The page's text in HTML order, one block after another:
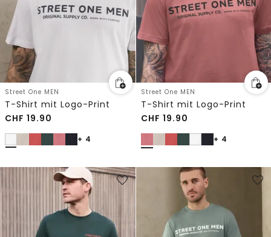
Street One MEN
T-Shirt mit Logo-Print
CHF 19.90
+ 4
Street One MEN
T-Shirt mit Logo-Print
CHF 19.90
+ 4